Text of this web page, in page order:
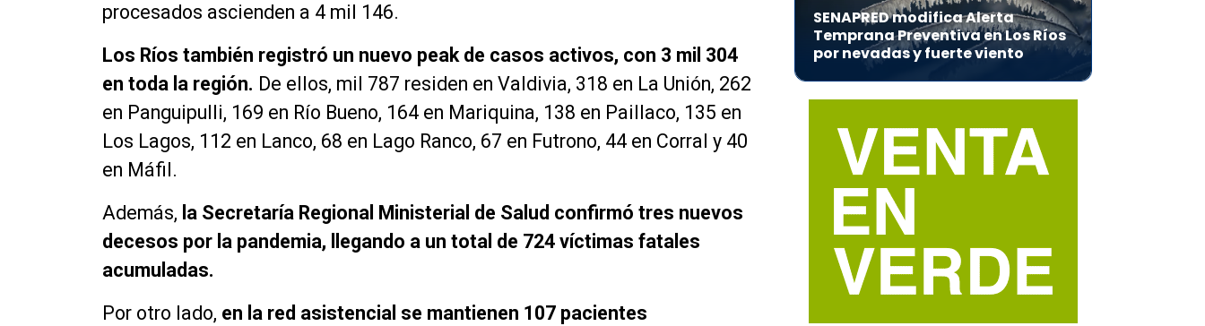
procesados ascienden a 4 mil 146.
Los Ríos también registró un nuevo peak de casos activos, con 3 mil 304
en toda la región. De ellos, mil 787 residen en Valdivia, 318 en La Unión, 262
en Panguipulli, 169 en Río Bueno, 164 en Mariquina, 138 en Paillaco, 135 en
Los Lagos, 112 en Lanco, 68 en Lago Ranco, 67 en Futrono, 44 en Corral y 40
en Máfil.
Además, la Secretaría Regional Ministerial de Salud confirmó tres nuevos
decesos por la pandemia, llegando a un total de 724 víctimas fatales
acumuladas.
Por otro lado, en la red asistencial se mantienen 107 pacientes
SENAPRED modifica Alerta
Temprana Preventiva en Los Ríos
por nevadas y fuerte viento